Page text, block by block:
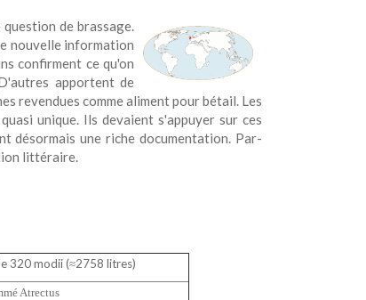
de brassage.
nouvelle information
confirment ce qu'on
apportent de
revendues comme aliment pour bétail. Les
unique. Ils devaient s'appuyer sur ces
désormais une riche documentation. Par-
littéraire.
320modii (≈2758 litres)
Atrectus